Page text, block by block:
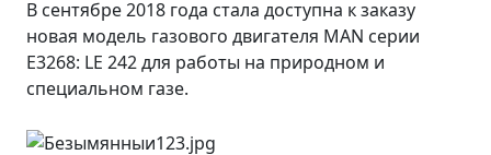
В сентябре 2018 года стала доступна к заказу
новая модель газового двигателя MAN серии
E3268: LE 242 для работы на природном и
специальном газе.